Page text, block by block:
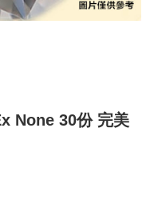
None 30份 完美